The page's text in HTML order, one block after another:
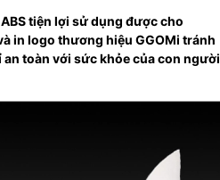
tiện lợi sử dụng được cho
in logo thương hiệu GGOMi tránh
toàn với sức khỏe của con người